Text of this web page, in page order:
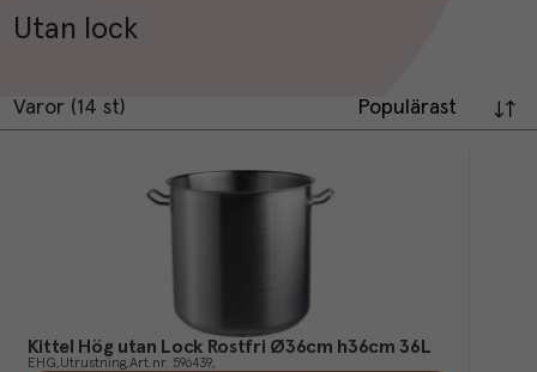
Utan lock
Varor (14 st) Populärast
Kittel Hög utan Lock Rostfri Ø36cm h36cm 36L
EHG Utrustning Art.nr. 596439